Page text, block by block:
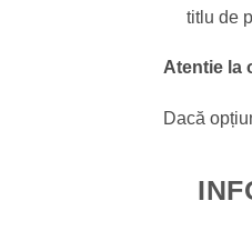
titlu de
Atentie la
Dacă